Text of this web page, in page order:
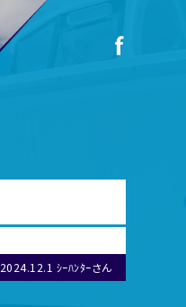
2024.12.1 ｼｰﾊﾝﾀｰさん